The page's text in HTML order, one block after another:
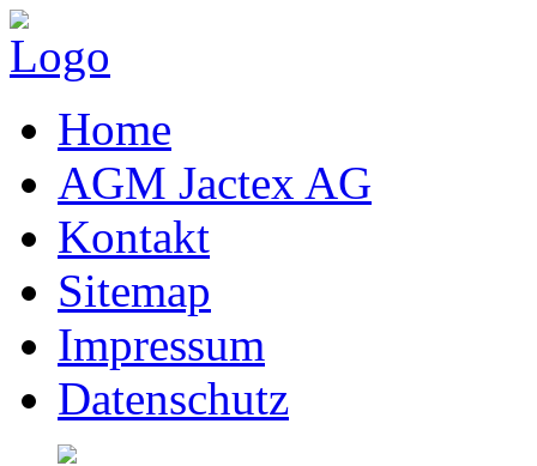
Home
AGM Jactex AG
Kontakt
Sitemap
Impressum
Datenschutz